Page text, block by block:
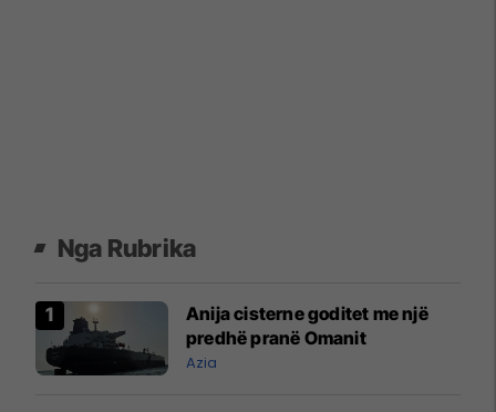
Nga Rubrika
Anija cisterne goditet me një
predhë pranë Omanit
Azia